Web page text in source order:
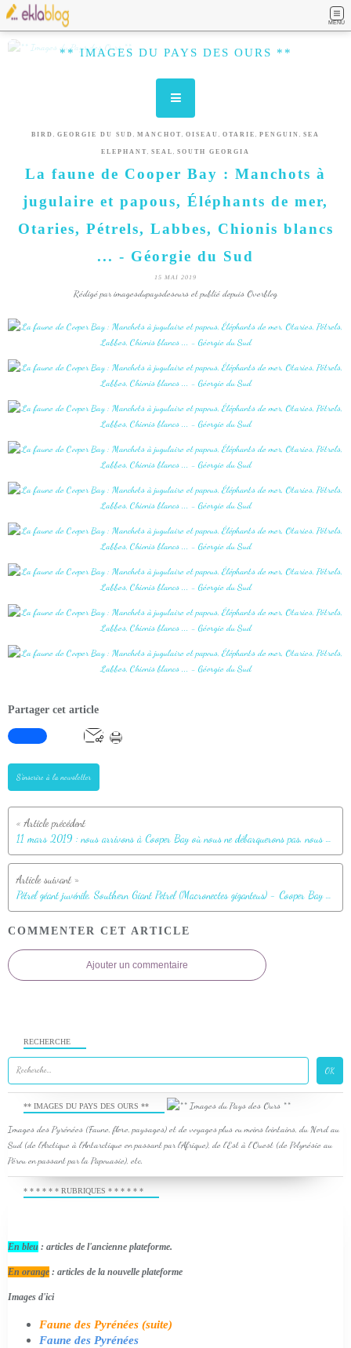
MENU
** IMAGES DU PAYS DES OURS **
BIRD , GEORGIE DU SUD , MANCHOT, OISEAU , OTARIE , PENGUIN , SEA
ELEPHANT, SEAL , SOUTH GEORGIA
La faune de Cooper Bay : Manchots à
jugulaire et papous, Éléphants de mer,
Otaries, Pétrels, Labbes, Chionis blancs
... - Géorgie du Sud
15 MAI 2019
Rédigé par imagesdupaysdesours et publié depuis Overblog
Partager cet article
S'inscrire à la newsletter
11 mars 2019 : nous arrivons à Cooper Bay où nous ne débarquerons pas, nous ferons uniquement une sortie en Zodiac le long de la côte - Géorgie du Sud
Pétrel géant juvénile, Southern Giant Petrel (Macronectes giganteus) - Cooper Bay - Géorgie du Sud
COMMENTER CET ARTICLE
Ajouter un commentaire
RECHERCHE
** IMAGES DU PAYS DES OURS **
Images des Pyrénées (Faune, flore, paysages) et de voyages plus ou moins lointains, du Nord au
Sud (de l'Arctique à l'Antarctique en passant par l'Afrique), de l'Est à l'Ouest (de Polynésie au
Pérou en passant par la Papouasie), etc.
* * * * * * RUBRIQUES * * * * * *
En bleu : articles de l'ancienne plateforme.
En orange : articles de la nouvelle plateforme
Images d'ici
Faune des Pyrénées (suite)
Faune des Pyrénées